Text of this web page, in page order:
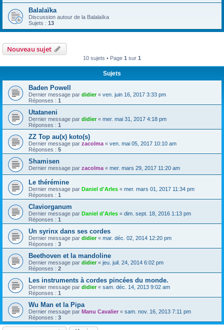
Balalaïka
Discussion autour de la Balalaïka
Sujets : 13
Nouveau sujet
10 sujets • Page 1 sur 1
Sujets
Baden Powell
Dernier message par didier« ven. juin 16, 2017 3:33 pm
Réponses : 1
Utataneni
Dernier message par didier« mer. mai 31, 2017 4:18 pm
Réponses : 1
ZZ Top au(x) koto(s)
Dernier message par zacolma « ven. mai 05, 2017 10:10 am
Réponses : 5
Shamisen
Dernier message par zacolma « mer. mars 29, 2017 11:20 am
Le thérémine
Dernier message par Daniel d'Arles « mer. mars 01, 2017 11:34 pm
Réponses : 1
Claviorganum
Dernier message par Daniel d'Arles « dim. sept. 18, 2016 1:13 pm
Réponses : 1
Un syrinx dans ses cordes
Dernier message par didier« mar. déc. 02, 2014 12:20 pm
Réponses : 3
Beethoven et la mandoline
Dernier message par didier« jeu. juil. 24, 2014 6:02 pm
Réponses : 2
Les instruments à cordes pincées du monde.
Dernier message par didier« sam. déc. 14, 2013 9:02 am
Réponses : 1
Wu Man et la Pipa
Dernier message par Manu Cavalier « sam. nov. 16, 2013 7:11 pm
Réponses : 3